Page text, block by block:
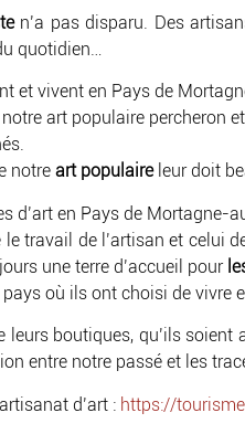
n’a pas disparu. Des
quotidien…
et vivent en Pays de
art populaire percheron
notreart populaireleur doit
d’art en Pays de Mortagne-
travail de l’artisan et celui
une terre d’accueil pour
où ils ont choisi de vivre
leurs boutiques, qu’ils
entre notre passé et les
d’art : https://